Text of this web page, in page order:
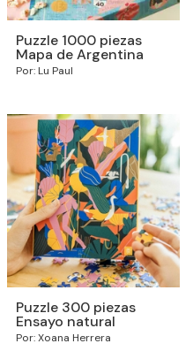
Puzzle 1000 piezas
Mapa de Argentina
Por: Lu Paul
Puzzle 300 piezas
Ensayo natural
Por: Xoana Herrera